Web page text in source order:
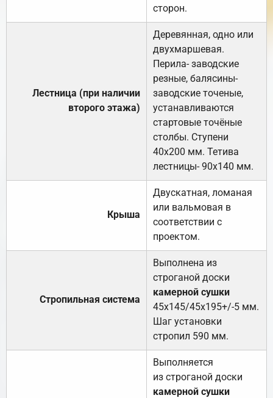
сторон.
Лестница (при наличии
второго этажа)
Деревянная, одно или
двухмаршевая.
Перила- заводские
резные, балясины-
заводские точеные,
устанавливаются
стартовые точёные
столбы. Ступени
40х200 мм. Тетива
лестницы- 90х140 мм.
Крыша
Двускатная, ломаная
или вальмовая в
соответствии с
проектом.
Стропильная система
Выполнена из
строганой доски
камерной сушки
45х145/45х195+/-5 мм.
Шаг установки
стропил 590 мм.
Выполняется
из строганой доски
камерной сушки